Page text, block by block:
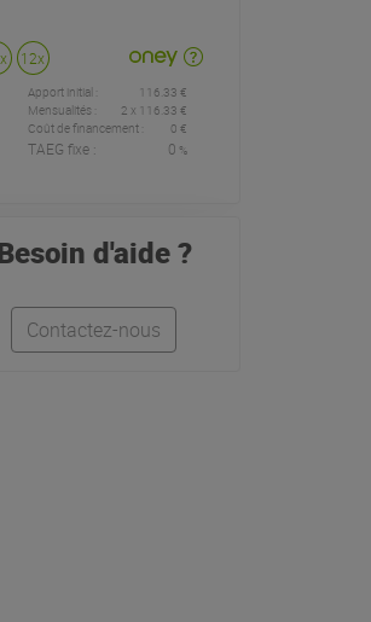
12x
Apport initial :
116.33 €
Mensualités :
2 x 116.33 €
Coût de financement :
0 €
TAEG fixe : 0 %
d'aide ?
Contactez-nous